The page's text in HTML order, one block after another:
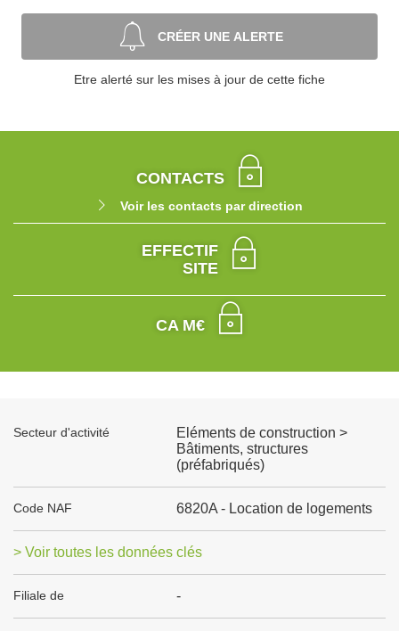
CRÉER UNE ALERTE
Etre alerté sur les mises à jour de cette fiche
CONTACTS
Voir les contacts par direction
EFFECTIF
SITE
CA M€
Secteur d'activité
Eléments de construction >
Bâtiments, structures
(préfabriqués)
Code NAF 6820A - Location de logements
> Voir toutes les données clés
Filiale de -